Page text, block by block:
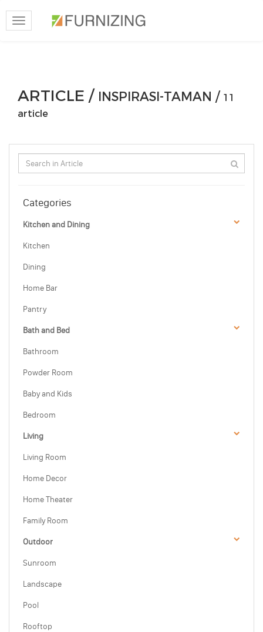
Toggle
navigation
ARTICLE / INSPIRASI-TAMAN / 11
article
Categories
Kitchen and Dining
Kitchen
Dining
Home Bar
Pantry
Bath and Bed
Bathroom
Powder Room
Baby and Kids
Bedroom
Living
Living Room
Home Decor
Home Theater
Family Room
Outdoor
Sunroom
Landscape
Pool
Rooftop